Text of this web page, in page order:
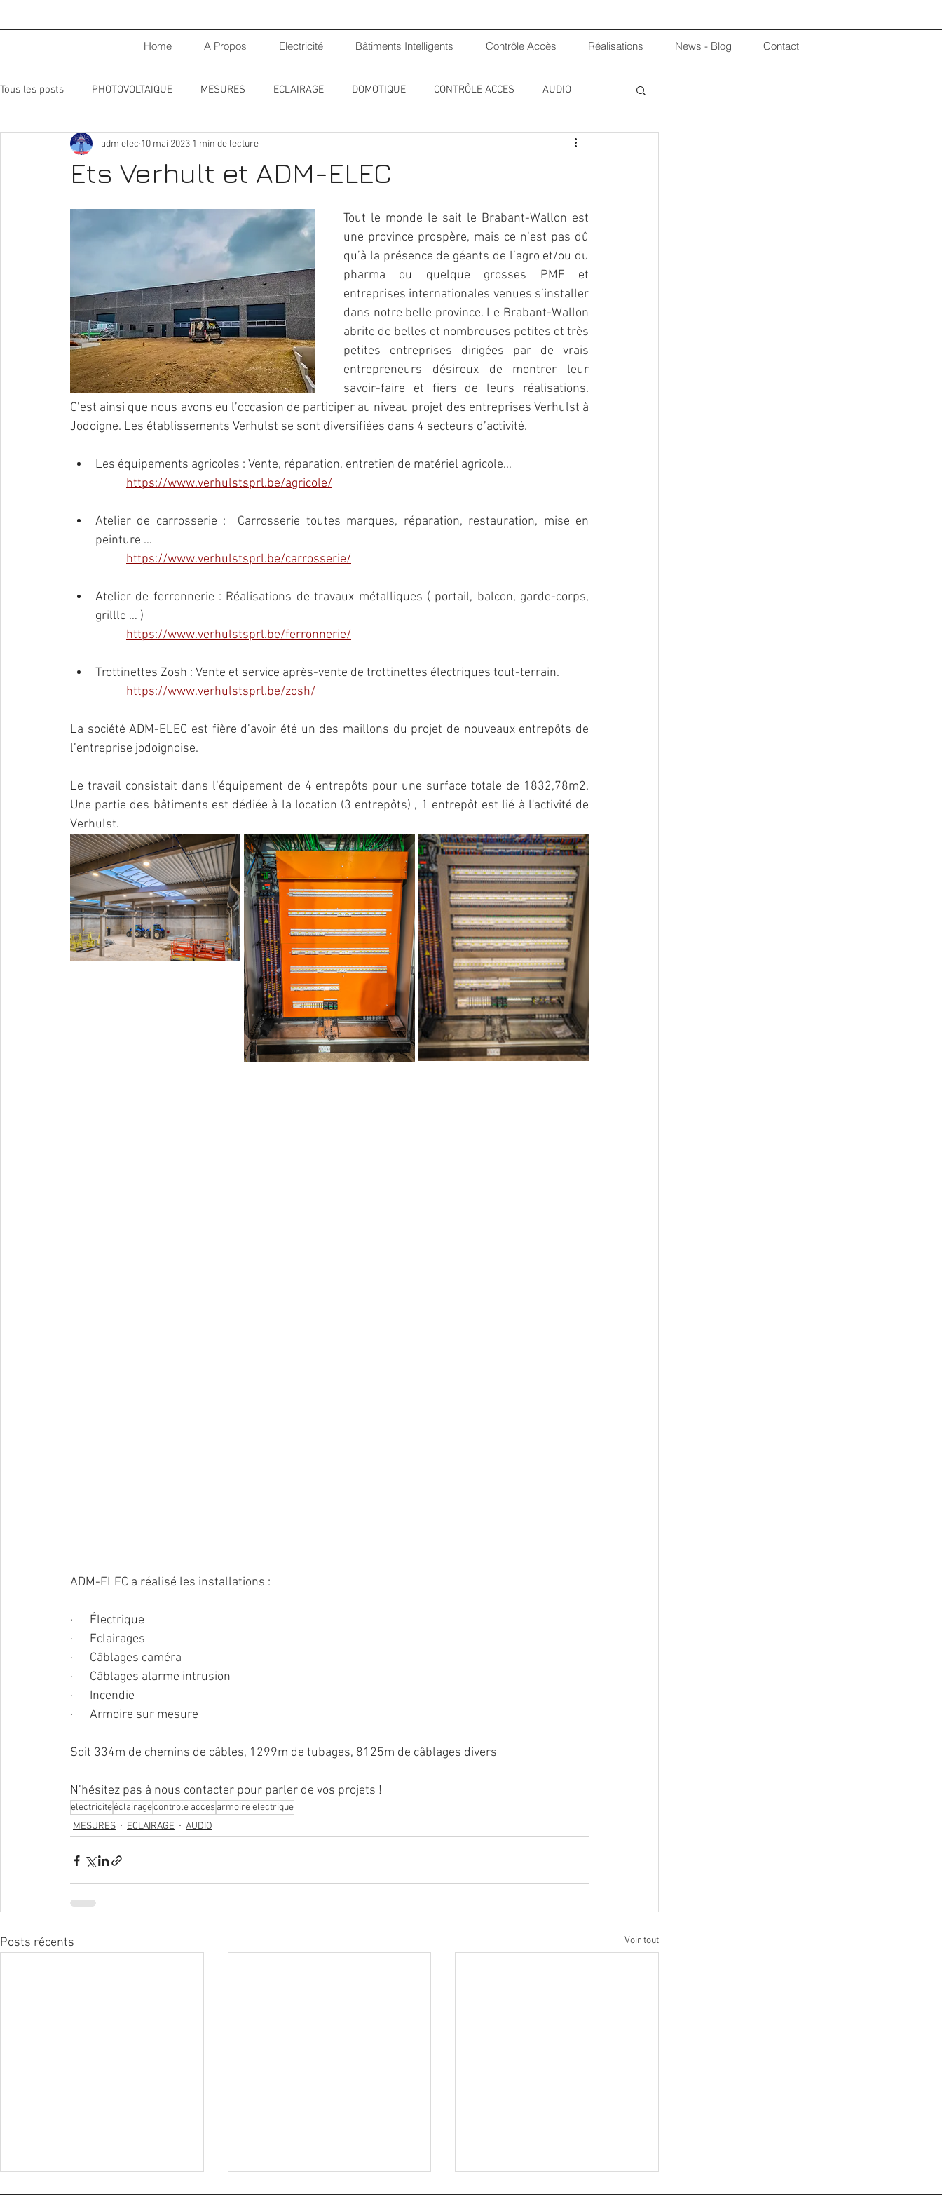
Home A Propos Electricité Bâtiments Intelligents Contrôle Accès Réalisations News - Blog Contact
Tous les posts PHOTOVOLTAÏQUE MESURES ECLAIRAGE DOMOTIQUE CONTRÔLE ACCES AUDIO
INSTALLATIONS ELECTRIQUES
Ets Verhult et ADM-ELEC
adm elec 10 mai 2023 1 min de lecture
Tout le monde le sait le Brabant-Wallon est
une province prospère, mais ce n’est pas dû
qu’à la présence de géants de l’agro et/ou du
pharma ou quelque grosses PME et
entreprises internationales venues s’installer
dans notre belle province. Le Brabant-Wallon
abrite de belles et nombreuses petites et très
petites entreprises dirigées par de vrais
entrepreneurs désireux de montrer leur
savoir-faire et fiers de leurs réalisations.
C’est ainsi que nous avons eu l’occasion de participer au niveau projet des entreprises Verhulst à
Jodoigne. Les établissements Verhulst se sont diversifiées dans 4 secteurs d’activité.
Les équipements agricoles : Vente, réparation, entretien de matériel agricole…
https://www.verhulstsprl.be/agricole/
Atelier de carrosserie :  Carrosserie toutes marques, réparation, restauration, mise en
peinture …
https://www.verhulstsprl.be/carrosserie/
Atelier de ferronnerie : Réalisations de travaux métalliques ( portail, balcon, garde-corps,
grillle … )
https://www.verhulstsprl.be/ferronnerie/
Trottinettes Zosh : Vente et service après-vente de trottinettes électriques tout-terrain.
https://www.verhulstsprl.be/zosh/
­­La société ADM-ELEC est fière d’avoir été un des maillons du projet de nouveaux entrepôts de
l’entreprise jodoignoise.
Le travail consistait dans l’équipement de 4 entrepôts pour une surface totale de 1832,78m2.
Une partie des bâtiments est dédiée à la location (3 entrepôts) , 1 entrepôt est lié à l'activité de
Verhulst.
ADM-ELEC a réalisé les installations :
·      Électrique
·      Eclairages
·      Câblages caméra
·      Câblages alarme intrusion
·      Incendie
·      Armoire sur mesure
Soit 334m de chemins de câbles, 1299m de tubages, 8125m de câblages divers
N’hésitez pas à nous contacter pour parler de vos projets !
electriciteéclairagecontrole acces armoire electrique
MESURES
ECLAIRAGE AUDIO
Posts récents Voir tout